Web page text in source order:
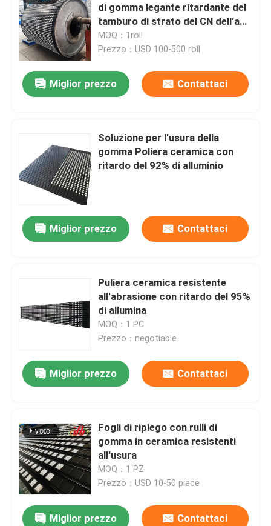
di gomma legante ritardante del
tamburo di strato del CN dell'anti
puleggia ceramica resistente
all'uso di slittamento
MOQ：1roll
Prezzo：USD 100-500 roll
Miglior prezzo Contattaci
Soluzione per l'usura della
gomma Poliera ceramica con
ritardo del 92% di alluminio
Miglior prezzo Contattaci
Puliera ceramica resistente
all'abrasione con ritardo del 95%
di allumina
MOQ：1 PC
Prezzo：negotiable
Miglior prezzo Contattaci
Fogli di ripiego con rulli di
gomma in ceramica resistenti
all'usura
MOQ：1 PZ
Prezzo：USD 10-50 piece
Miglior prezzo Contattaci